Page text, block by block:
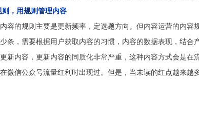
，用规则管理内容
容的规则主要是更新频率，定选题方向。但内容运营的内
条，需要根据用户获取内容的习惯，内容的数据表现，结合
新内容，更新内容的同质化非常严重，这种内容方式会是
微信公众号流量红利时出现过。但是，当未读的红点越来